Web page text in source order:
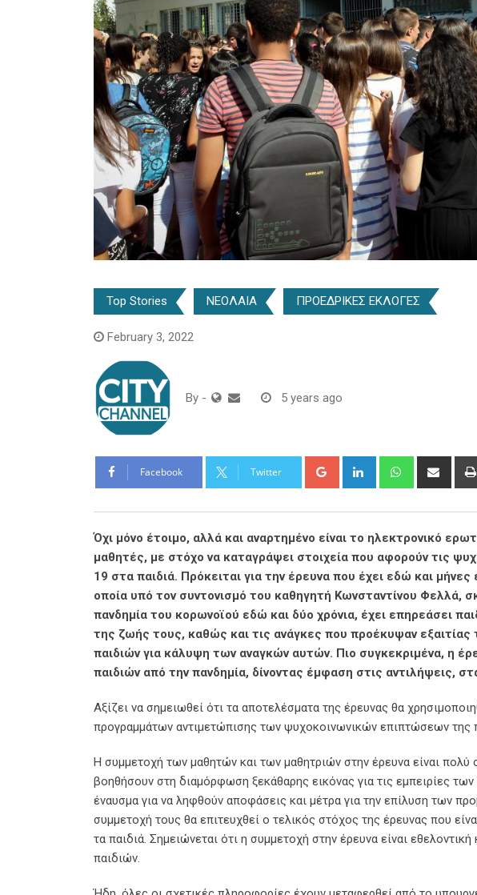
Top Stories ΝΕΟΛΑΙΑ ΠΡΟΕΔΡΙΚΕΣ ΕΚΛΟΓΕΣ
February 3, 2022
By - 5 years ago
Facebook Twitter Google+ LinkedIn WhatsappShare
Όχι μόνο έτοιμο, αλλά και αναρτημένο είναι το ηλεκτρονικό
μαθητές, με στόχο να καταγράψει στοιχεία που αφορούν τις
19 στα παιδιά. Πρόκειται για την έρευνα που έχει εδώ και
οποία υπό τον συντονισμό του καθηγητή Κωνσταντίνου Φελλά,
πανδημία του κορωνοϊού εδώ και δύο χρόνια, έχει επηρεάσει
της ζωής τους, καθώς και τις ανάγκες που προέκυψαν εξαιτίας
παιδιών για κάλυψη των αναγκών αυτών. Πιο συγκεκριμένα, η
παιδιών από την πανδημία, δίνοντας έμφαση στις αντιλήψεις,
Αξίζει να σημειωθεί ότι τα αποτελέσματα της έρευνας θα
προγραμμάτων αντιμετώπισης των ψυχοκοινωνικών επιπτώσεων της
Η συμμετοχή των μαθητών και των μαθητριών στην έρευνα είναι πολύ
βοηθήσουν στη διαμόρφωση ξεκάθαρης εικόνας για τις εμπειρίες
έναυσμα για να ληφθούν αποφάσεις και μέτρα για την επίλυση των
συμμετοχή τους θα επιτευχθεί ο τελικός στόχος της έρευνας που
τα παιδιά. Σημειώνεται ότι η συμμετοχή στην έρευνα είναι
παιδιών.